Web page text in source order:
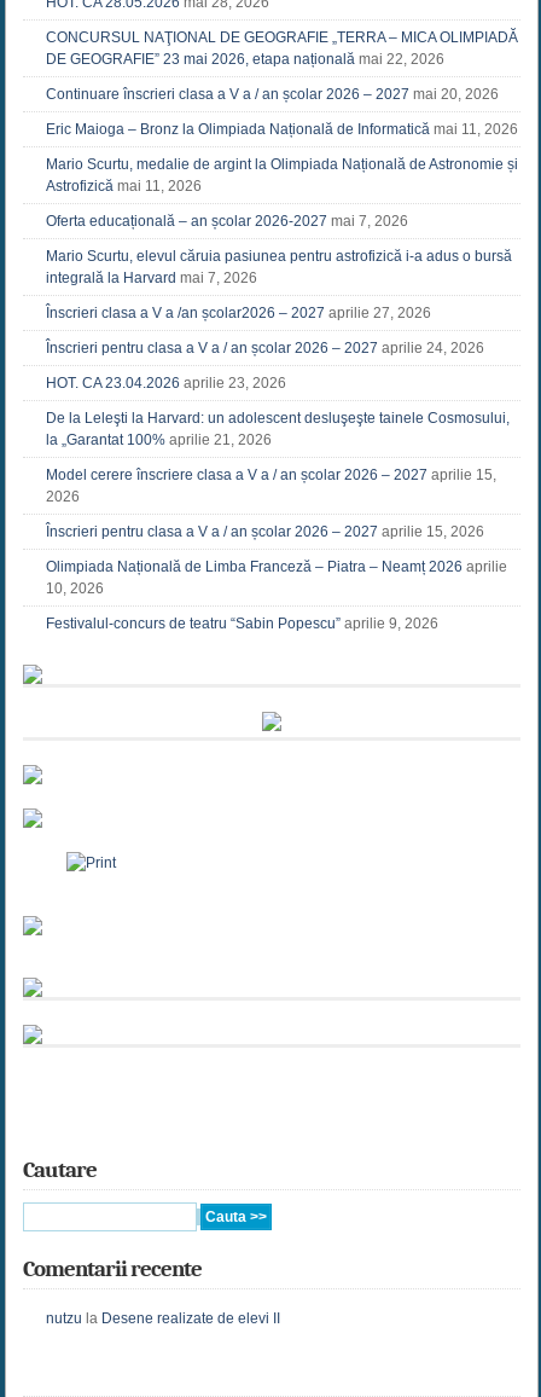
CONCURSUL NAŢIONAL DE GEOGRAFIE „TERRA – MICA OLIMPIADĂ
DE GEOGRAFIE” 23 mai 2026, etapa națională mai 22, 2026
Continuare înscrieri clasa a V a / an școlar 2026 – 2027 mai 20, 2026
Eric Maioga – Bronz la Olimpiada Națională de Informatică mai 11, 2026
Mario Scurtu, medalie de argint la Olimpiada Națională de Astronomie și
Astrofizică mai 11, 2026
Oferta educațională – an școlar 2026-2027 mai 7, 2026
Mario Scurtu, elevul căruia pasiunea pentru astrofizică i-a adus o bursă
integrală la Harvard mai 7, 2026
Înscrieri clasa a V a /an școlar2026 – 2027 aprilie 27, 2026
Înscrieri pentru clasa a V a / an școlar 2026 – 2027 aprilie 24, 2026
HOT. CA 23.04.2026 aprilie 23, 2026
De la Leleşti la Harvard: un adolescent desluşeşte tainele Cosmosului,
la „Garantat 100% aprilie 21, 2026
Model cerere înscriere clasa a V a / an școlar 2026 – 2027 aprilie 15,
2026
Înscrieri pentru clasa a V a / an școlar 2026 – 2027 aprilie 15, 2026
Olimpiada Națională de Limba Franceză – Piatra – Neamț 2026 aprilie
10, 2026
Festivalul-concurs de teatru “Sabin Popescu” aprilie 9, 2026
Cautare
Comentarii recente
nutzu la Desene realizate de elevi II